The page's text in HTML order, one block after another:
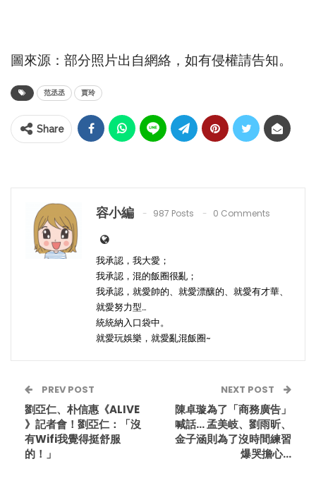
圖來源：部分照片出自網絡，如有侵權請告知。
范丞丞 賈玲
Share
容小編 987 Posts 0 Comments
我承認，我大愛；
我承認，混的飯圈很亂；
我承認，就愛帥的、就愛漂釀的、就愛有才華、
就愛努力型…
統統納入口袋中。
就愛玩娛樂，就愛亂混飯圈~
PREV POST
劉亞仁、朴信惠《ALIVE
》記者會！劉亞仁：「沒
有Wifi我覺得挺舒服
的！」
NEXT POST
陳卓璇為了「商務廣告」
喊話… 孟美岐、劉雨昕、
金子涵則為了沒時間練習
爆哭擔心…